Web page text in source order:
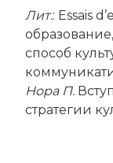
Лит.: Essais
способ
Нора П.
стратегии